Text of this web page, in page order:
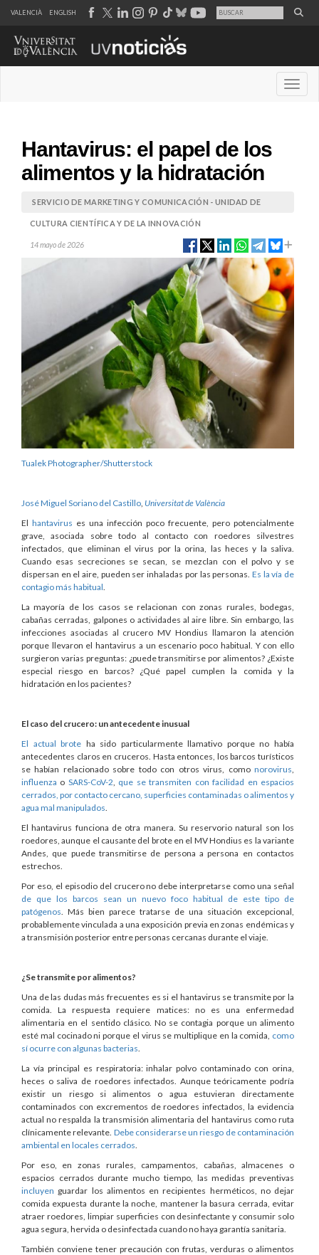
VALENCIÀ ENGLISH
Hantavirus: el papel de los
alimentos y la hidratación
SERVICIO DE MARKETING Y COMUNICACIÓN - UNIDAD DE
CULTURA CIENTÍFICA Y DE LA INNOVACIÓN
14 mayo de 2026
Tualek Photographer/Shutterstock
José Miguel Soriano del Castillo Universitat de València
El hantavirus es una infección poco frecuente, pero potencialmente
grave, asociada sobre todo al contacto con roedores silvestres
infectados, que eliminan el virus por la orina, las heces y la saliva.
Cuando esas secreciones se secan, se mezclan con el polvo y se
dispersan en el aire, pueden ser inhaladas por las personas. Es la vía de
contagio más habitual
La mayoría de los casos se relacionan con zonas rurales, bodegas,
cabañas cerradas, galpones o actividades al aire libre. Sin embargo, las
infecciones asociadas al crucero MV Hondius llamaron la atención
porque llevaron el hantavirus a un escenario poco habitual. Y con ello
surgieron varias preguntas: ¿puede transmitirse por alimentos? ¿Existe
especial riesgo en barcos? ¿Qué papel cumplen la comida y la
hidratación en los pacientes?
El caso del crucero: un antecedente inusual
El actual brote ha sido particularmente llamativo porque no había
antecedentes claros en cruceros. Hasta entonces, los barcos turísticos
se habían relacionado sobre todo con otros virus, como norovirus
influenza o SARS-CoV-2 que se transmiten con facilidad en espacios
cerrados, por contacto cercano, superficies contaminadas o alimentos y
agua mal manipulados
El hantavirus funciona de otra manera. Su reservorio natural son los
roedores, aunque el causante del brote en el MV Hondius es la variante
Andes, que puede transmitirse de persona a persona en contactos
estrechos.
Por eso, el episodio del crucero no debe interpretarse como una señal
de que los barcos sean un nuevo foco habitual de este tipo de
patógenos . Más bien parece tratarse de una situación excepcional,
probablemente vinculada a una exposición previa en zonas endémicas y
a transmisión posterior entre personas cercanas durante el viaje.
¿Se transmite por alimentos?
Una de las dudas más frecuentes es si el hantavirus se transmite por la
comida. La respuesta requiere matices: no es una enfermedad
alimentaria en el sentido clásico. No se contagia porque un alimento
esté mal cocinado ni porque el virus se multiplique en la comida, como
sí ocurre con algunas bacterias
La vía principal es respiratoria: inhalar polvo contaminado con orina,
heces o saliva de roedores infectados. Aunque teóricamente podría
existir un riesgo si alimentos o agua estuvieran directamente
contaminados con excrementos de roedores infectados, la evidencia
actual no respalda la transmisión alimentaria del hantavirus como ruta
clínicamente relevante. Debe considerarse un riesgo de contaminación
ambiental en locales cerrados
Por eso, en zonas rurales, campamentos, cabañas, almacenes o
espacios cerrados durante mucho tiempo, las medidas preventivas
incluyen guardar los alimentos en recipientes herméticos, no dejar
comida expuesta durante la noche, mantener la basura cerrada, evitar
atraer roedores, limpiar superficies con desinfectante y consumir solo
agua segura, hervida o desinfectada cuando no haya garantía sanitaria.
También conviene tener precaución con frutas, verduras o alimentos